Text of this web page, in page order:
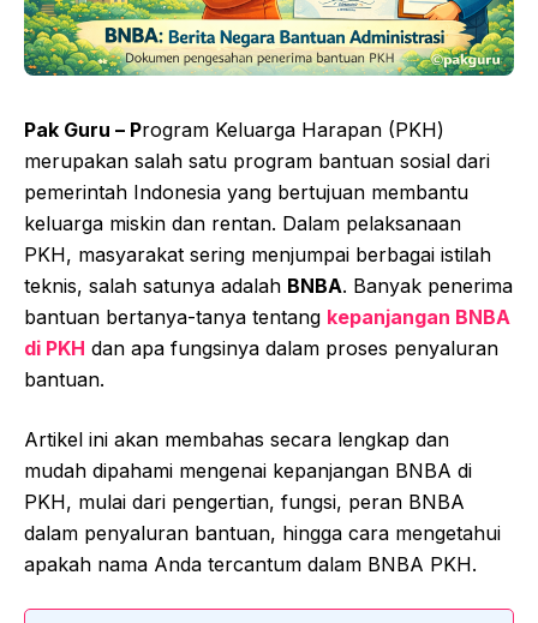
Pak Guru – Program Keluarga Harapan (PKH)
merupakan salah satu program bantuan sosial dari
pemerintah Indonesia yang bertujuan membantu
keluarga miskin dan rentan. Dalam pelaksanaan
PKH, masyarakat sering menjumpai berbagai istilah
teknis, salah satunya adalah BNBA. Banyak penerima
bantuan bertanya-tanya tentang kepanjangan BNBA
di PKH dan apa fungsinya dalam proses penyaluran
bantuan.
Artikel ini akan membahas secara lengkap dan
mudah dipahami mengenai kepanjangan BNBA di
PKH, mulai dari pengertian, fungsi, peran BNBA
dalam penyaluran bantuan, hingga cara mengetahui
apakah nama Anda tercantum dalam BNBA PKH.